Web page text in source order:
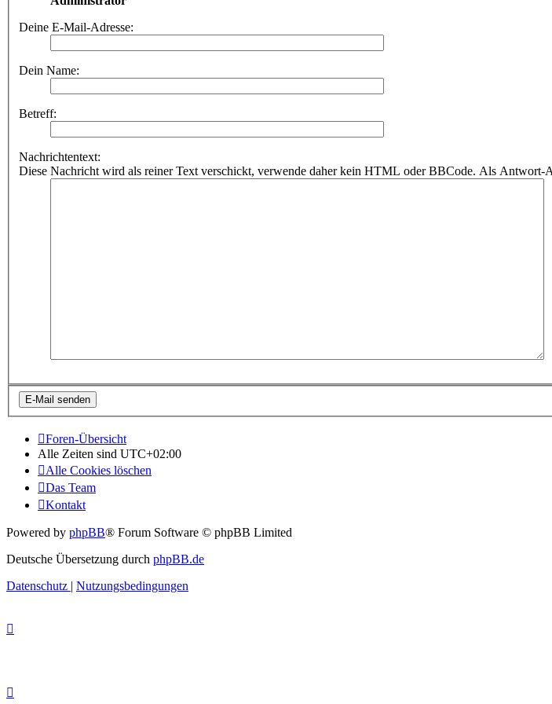
Deine E-Mail-Adresse:
Dein Name:
Betreff:
Nachrichtentext:
Diese Nachricht wird als reiner Text verschickt, verwende daher kein HTML oder BBCode. Als Antwort-
Foren-Übersicht
Alle Zeiten sind UTC+02:00
Alle Cookies löschen
Das Team
Kontakt
Powered by phpBB® Forum Software © phpBB Limited
Deutsche Übersetzung durch phpBB.de
Datenschutz | Nutzungsbedingungen